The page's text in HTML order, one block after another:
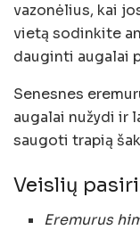
vazonėlius, kai
vietą sodinkite
dauginti augalai
Senesnes
augalai nužydi ir
saugoti trapią
Veislių
Eremurus